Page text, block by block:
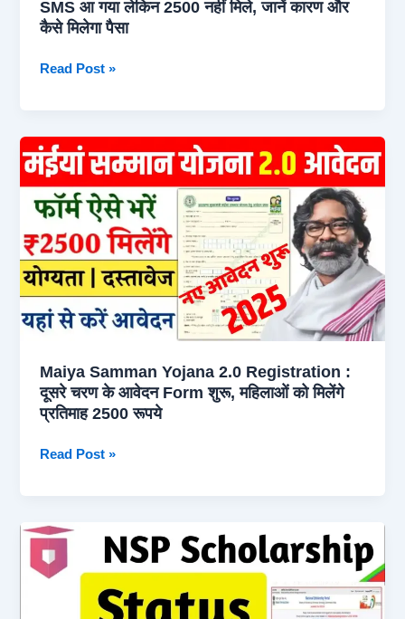
Maiya
Samman
January
SMS आ गया लेकिन 2500 नहीं मिले, जानें कारण और
कैसे मिलेगा पैसा
Maiya
2500
Nahi
Mile
:
SMS
आ
गया
लेकिन
2500
मिले,
जानें
कारण
कैसे
Read Post »
Maiya Samman Yojana 2.0 Registration :
दूसरे चरण के आवेदन Form शुरू, महिलाओं को मिलेंगे
प्रतिमाह 2500 रूपये
Maiya
Registration
:
दूसरे
Read Post »